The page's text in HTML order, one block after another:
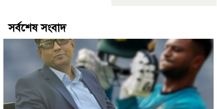
সর্বশেষ সংবাদ